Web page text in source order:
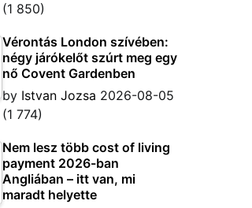
(1 850)
Vérontás London szívében:
négy járókelőt szúrt meg egy
nő Covent Gardenben
by Istvan Jozsa 2026-08-05
(1 774)
Nem lesz több cost of living
payment 2026-ban
Angliában – itt van, mi
maradt helyette